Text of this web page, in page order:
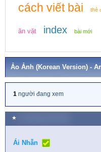
cách viết bài
thẻ
ăn vặt index bài mới
Ảo Ảnh (Korean Version) -
1 người đang xem
★
Ái Nhẫn